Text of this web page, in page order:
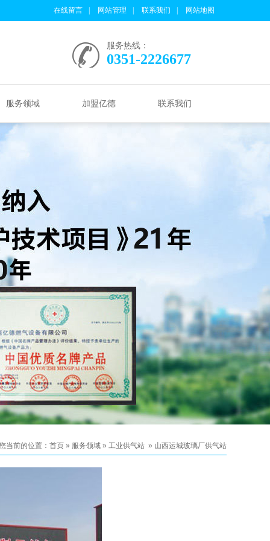
在线留言 网站管理 联系我们 网站地图
服务热线：
0351-2226677
服务领域 加盟亿德 联系我们
当前的位置： 首页» 服务领域» 工业供气站» 山西运城玻璃厂供气站